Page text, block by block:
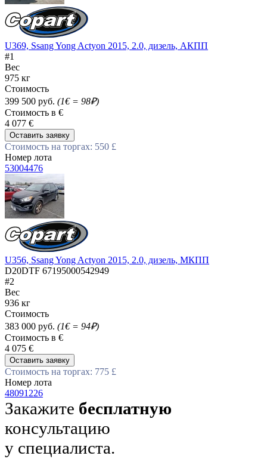
U369, Ssang Yong Actyon 2015, 2.0, дизель, АКПП
#1
Вес
975 кг
Стоимость
399 500 руб. (1€ = 98₽)
Стоимость в €
4 077 €
Оставить заявку
Стоимость на торгах: 550 £
Номер лота
53004476
U356, Ssang Yong Actyon 2015, 2.0, дизель, МКПП
D20DTF 67195000542949
#2
Вес
936 кг
Стоимость
383 000 руб. (1€ = 94₽)
Стоимость в €
4 075 €
Оставить заявку
Стоимость на торгах: 775 £
Номер лота
48091226
Закажите бесплатную
консультацию
у специалиста.